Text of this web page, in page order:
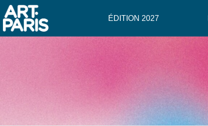
ÉDITION 2027